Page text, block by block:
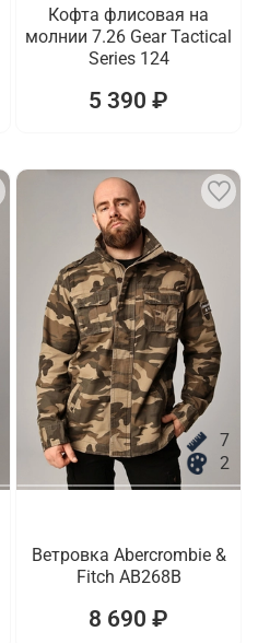
Кофта флисовая на
молнии 7.26 Gear Tactical
Series 124
5 390 ₽
7
2
Ветровка Abercrombie &
Fitch AB268B
8 690 ₽